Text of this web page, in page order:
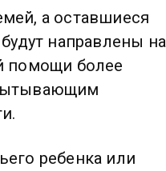
а оставшиеся
направлены на
помощи более
ребенка или